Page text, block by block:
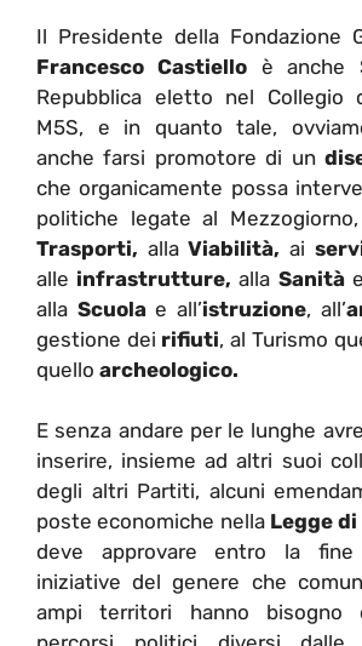
Il Presidente della Fondazione
Francesco Castiello è anche
Repubblica eletto nel Collegio
M5S, e in quanto tale,
anche farsi promotore di un
che organicamente possa
politiche legate al
Trasporti, allaViabilità, ai
alle infrastrutture, alla Sanità
alla Scuolae all’istruzione, all’
gestione dei rifiuti, al Turismo
quello archeologico.
E senza andare per le lunghe
inserire, insieme ad altri suoi
degli altri Partiti, alcuni
poste economiche nella Legge
deve approvare entro la fine
iniziative del genere che
ampi territori hanno